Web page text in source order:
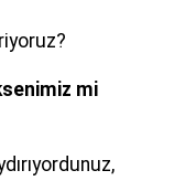
mi